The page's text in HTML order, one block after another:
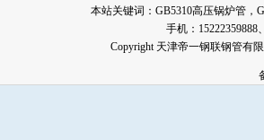
本站关键词： GB5310高压锅炉管，
手机：15222359888
Copyright 天津帝一钢联钢管有